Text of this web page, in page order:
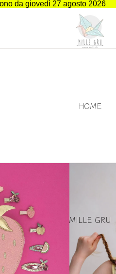
da giovedì 27 agosto 2026
HOME
MILLE GRU